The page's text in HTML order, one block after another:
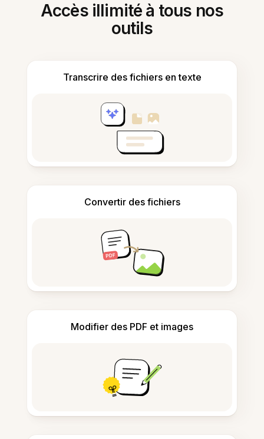
Accès illimité à tous nos
outils
Transcrire des fichiers en texte
Convertir des fichiers
Modifier des PDF et images